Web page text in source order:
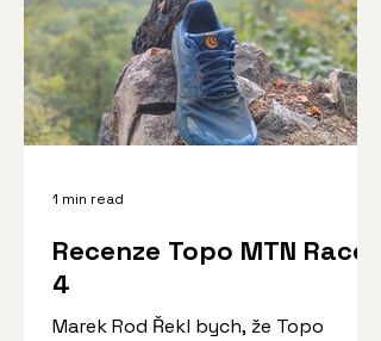
Recenze Topo MTN Racer
4
Marek Rod Řekl bych, že Topo
1 min read